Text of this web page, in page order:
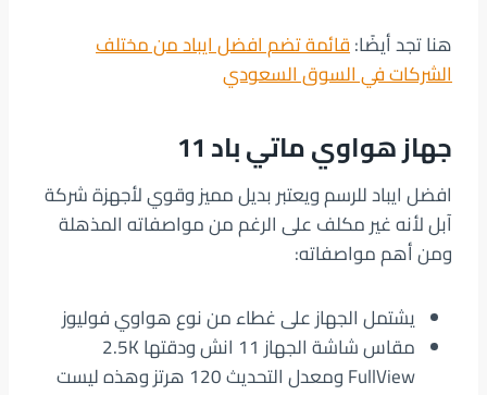
هنا تجد أيضًا:قائمة تضم افضل ايباد من مختلف
الشركات في السوق السعودي
جهاز هواوي ماتي باد 11
افضل ايباد للرسم ويعتبر بديل مميز وقوي لأجهزة شركة
آبل لأنه غير مكلف على الرغم من مواصفاته المذهلة
ومن أهم مواصفاته:
يشتمل الجهاز على غطاء من نوع هواوي فوليوز
مقاس شاشة الجهاز 11 انش ودقتها 2.5K
FullView ومعدل التحديث 120 هرتز وهذه ليست